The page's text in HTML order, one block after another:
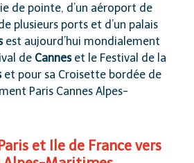
de pointe, d’un aéroport de
plusieurs ports et d’un palais
est aujourd’hui mondialement
de Canneset le Festival de la
et pour sa Croisette bordée de
Paris Cannes Alpes-
et Ile de France vers